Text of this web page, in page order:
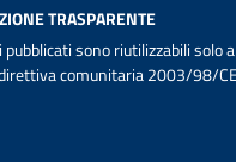
TRASPARENTE
sono riutilizzabili solo
comunitaria 2003/98/